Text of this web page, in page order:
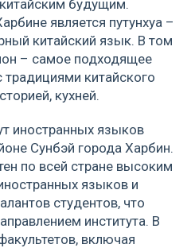
будущим.
является путунхуа –
китайский язык. В том
– самое подходящее
китайского
кухней.
иностранных языков
Сунбэй города Харбин.
по всей стране высоким
языков и
студентов, что
института. В
включая